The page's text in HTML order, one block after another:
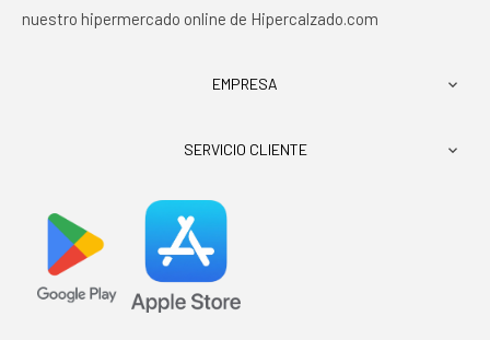
nuestro hipermercado online de Hipercalzado.com
EMPRESA 
SERVICIO CLIENTE 